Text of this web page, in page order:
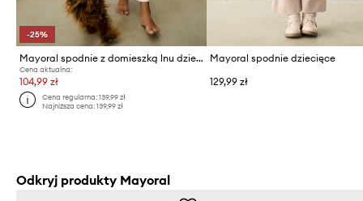
-25%
Mayoral spodnie z domieszką lnu dziecięce
Cena aktualna:
104,99 zł
Cena regularna:139,99 zł
Najniższa cena:139,99 zł
Mayoral spodnie dziecięce
129,99 zł
Odkryj produkty Mayoral